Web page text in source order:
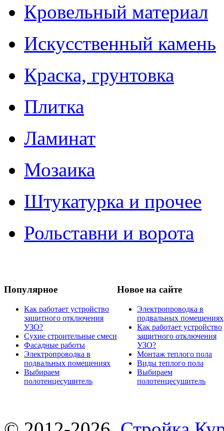
Кровельный материал
Искусственный камень
Краска, грунтовка
Плитка
Ламинат
Мозаика
Штукатурка и прочее
Рольставни и ворота
Популярное
Как работает устройство
защитного отключения
УЗО?
Сухие строительные смеси
Фасадные работы
Электропроводка в
подвальных помещениях
Выбираем
полотенцесушитель
Новое на сайте
Электропроводка в
подвальных помещениях
Как работает устройство
защитного отключения
УЗО?
Монтаж теплого пола
Виды теплого пола
Выбираем
полотенцесушитель